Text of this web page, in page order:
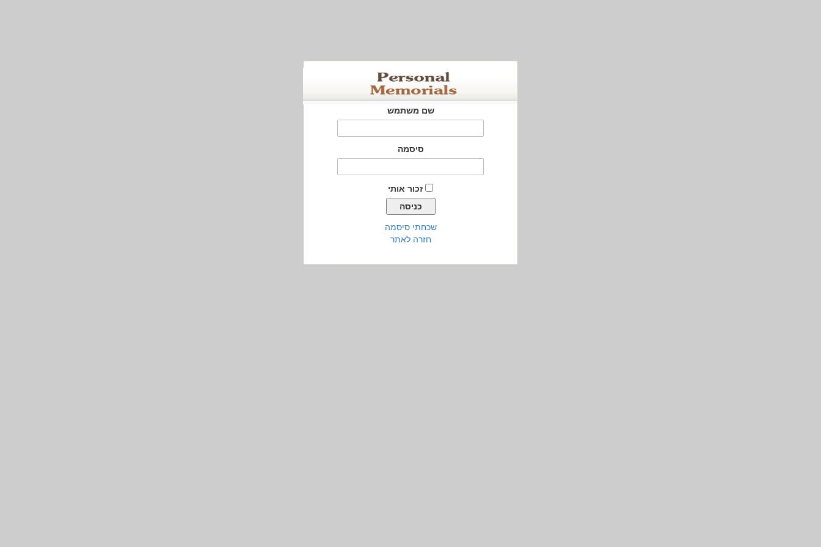
שם משתמש
סיסמה
זכור אותי
שכחתי סיסמה
חזרה לאתר